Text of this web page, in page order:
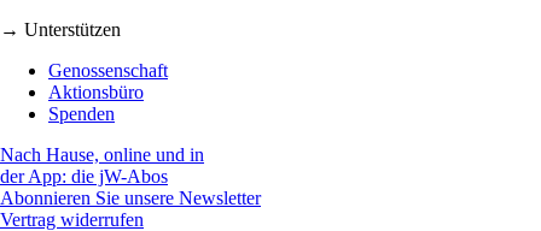
→ Unterstützen
Genossenschaft
Aktionsbüro
Spenden
Nach Hause, online und in
der App: die jW-Abos
Abonnieren Sie unsere Newsletter
Vertrag widerrufen